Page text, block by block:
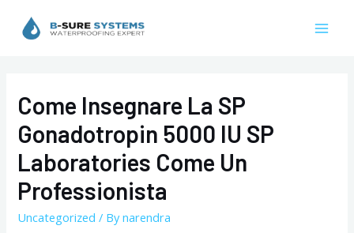
Come Insegnare La SP
Gonadotropin 5000 IU SP
Laboratories Come Un
Professionista
Uncategorized / Bynarendra